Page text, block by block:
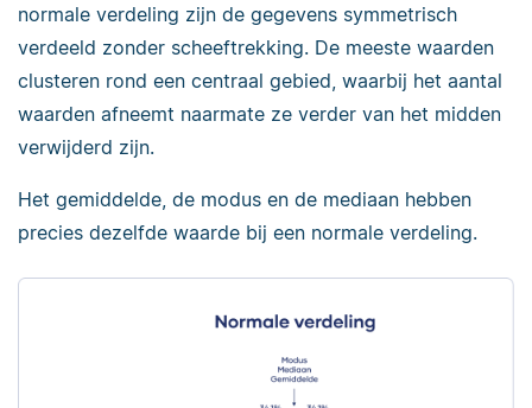
normale verdeling zijn de gegevens symmetrisch
verdeeld zonder scheeftrekking. De meeste waarden
clusteren rond een centraal gebied, waarbij het aantal
waarden afneemt naarmate ze verder van het midden
verwijderd zijn.
Het gemiddelde, de modus en de mediaan hebben
precies dezelfde waarde bij een normale verdeling.